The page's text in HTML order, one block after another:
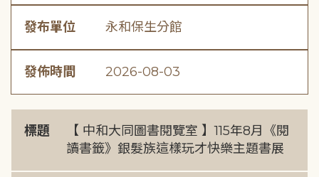
發布單位 永和保生分館
發佈時間 2026-08-03
標題
【 中和大同圖書閱覽室 】115年8月《閱
讀書籤》銀髮族這樣玩才快樂主題書展